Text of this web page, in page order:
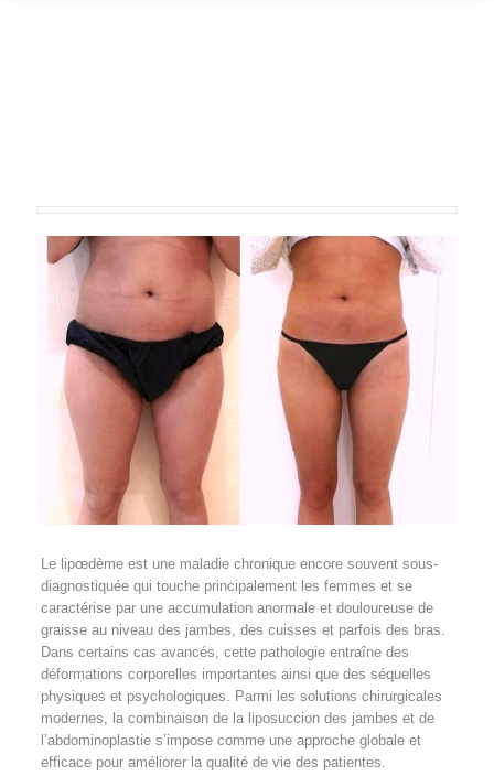
Le lipœdème est une maladie chronique encore souvent sous-
diagnostiquée qui touche principalement les femmes et se
caractérise par une accumulation anormale et douloureuse de
graisse au niveau des jambes, des cuisses et parfois des bras.
Dans certains cas avancés, cette pathologie entraîne des
déformations corporelles importantes ainsi que des séquelles
physiques et psychologiques. Parmi les solutions chirurgicales
modernes, la combinaison de la liposuccion des jambes et de
l’abdominoplastie s’impose comme une approche globale et
efficace pour améliorer la qualité de vie des patientes.